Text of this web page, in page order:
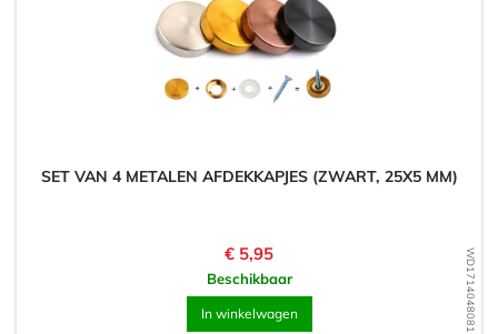
WD1714048081
SET VAN 4 METALEN AFDEKKAPJES (ZWART, 25X5 MM)
Prijs
€ 5,95
Beschikbaar
In winkelwagen